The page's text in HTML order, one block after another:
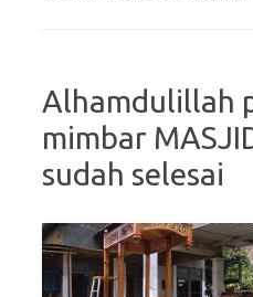
Alhamdulillah
mimbar
sudah selesai